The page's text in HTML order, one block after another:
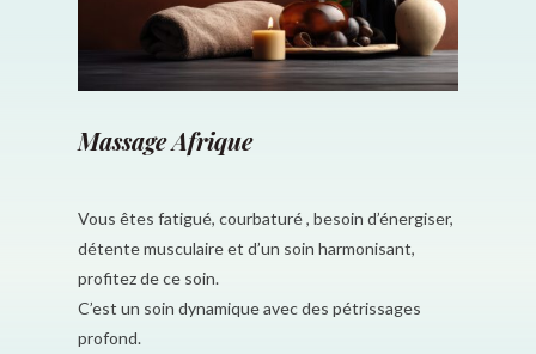
Massage Afrique
Vous êtes fatigué, courbaturé , besoin d’énergiser,
détente musculaire et d’un soin harmonisant,
profitez de ce soin.
C’est un soin dynamique avec des pétrissages
profond.